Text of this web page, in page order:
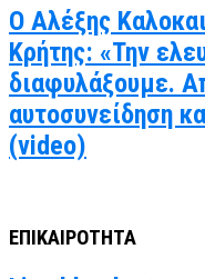
Ο Αλέξης
Κρήτης: «Την
διαφυλάξουμε.
αυτοσυνείδηση
(video)
ΕΠΙΚΑΙΡΟΤΗΤΑ